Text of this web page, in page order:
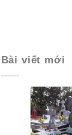
Bài viết mới